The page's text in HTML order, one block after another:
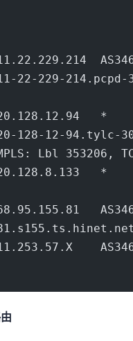
22-229-
*
128-12-94.tylc-
Lbl 353206,
*
由